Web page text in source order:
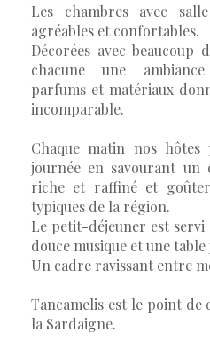
Les chambres avec
agréables et confortables.
Décorées avec
chacune une
parfums et matériaux
incomparable.
Chaque matin nos hôtes
journée en savourant un
riche et raffiné et goûter
typiques de la région.
Le petit-déjeuner est servi
douce musique et une
Un cadre ravissant entre
Tancamelis est le point
la Sardaigne.